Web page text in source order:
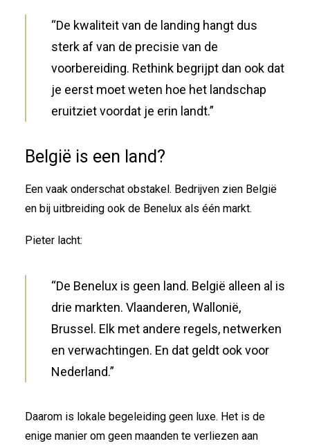
“De kwaliteit van de landing hangt dus
sterk af van de precisie van de
voorbereiding. Rethink begrijpt dan ook dat
je eerst moet weten hoe het landschap
eruitziet voordat je erin landt.”
België is een land?
Een vaak onderschat obstakel. Bedrijven zien België
en bij uitbreiding ook de Benelux als één markt.
Pieter lacht:
“De Benelux is geen land. België alleen al is
drie markten. Vlaanderen, Wallonië,
Brussel. Elk met andere regels, netwerken
en verwachtingen. En dat geldt ook voor
Nederland.”
Daarom is lokale begeleiding geen luxe. Het is de
enige manier om geen maanden te verliezen aan